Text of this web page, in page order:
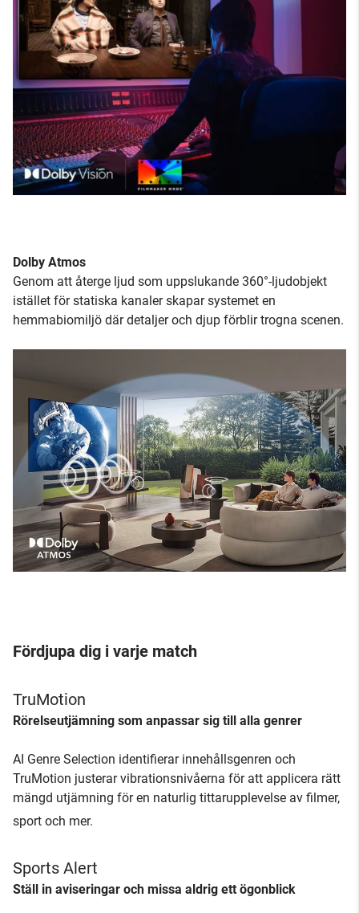
Dolby Atmos
Genom att återge ljud som uppslukande 360°-ljudobjekt
istället för statiska kanaler skapar systemet en
hemmabiomiljö där detaljer och djup förblir trogna scenen.
Fördjupa dig i varje match
TruMotion
Rörelseutjämning som anpassar sig till alla genrer
AI Genre Selection identifierar innehållsgenren och
TruMotion justerar vibrationsnivåerna för att applicera rätt
mängd utjämning för en naturlig tittarupplevelse av filmer,
sport och mer.
Sports Alert
Ställ in aviseringar och missa aldrig ett ögonblick